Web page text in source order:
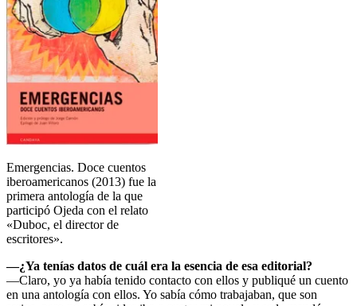
Emergencias. Doce cuentos
iberoamericanos (2013) fue la
primera antología de la que
participó Ojeda con el relato
«Duboc, el director de
escritores».
—¿Ya tenías datos de cuál era la esencia de esa editorial?
—Claro, yo ya había tenido contacto con ellos y publiqué un cuento
en una antología con ellos. Yo sabía cómo trabajaban, que son